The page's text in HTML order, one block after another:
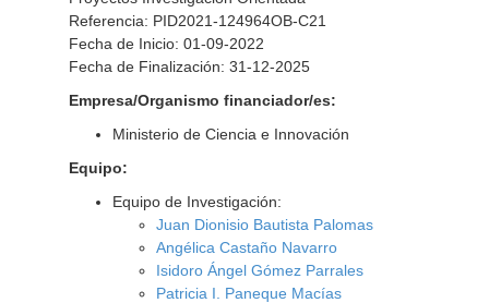
Referencia: PID2021-124964OB-C21
Fecha de Inicio: 01-09-2022
Fecha de Finalización: 31-12-2025
Empresa/Organismo financiador/es:
Ministerio de Ciencia e Innovación
Equipo:
Equipo de Investigación:
Juan Dionisio Bautista Palomas
Angélica Castaño Navarro
Isidoro Ángel Gómez Parrales
Patricia I. Paneque Macías